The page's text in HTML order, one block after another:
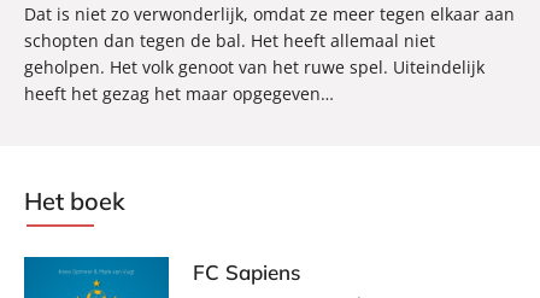
Dat is niet zo verwonderlijk, omdat ze meer tegen elkaar aan
schopten dan tegen de bal. Het heeft allemaal niet
geholpen. Het volk genoot van het ruwe spel. Uiteindelijk
heeft het gezag het maar opgegeven…
Het boek
FC Sapiens